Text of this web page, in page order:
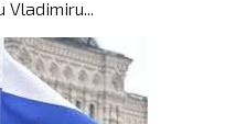
Vladimiru...